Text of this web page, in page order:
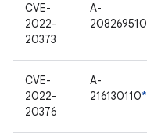
CVE-
2022-
20373
A-
208269510
CVE-
2022-
20376
A-
216130110*